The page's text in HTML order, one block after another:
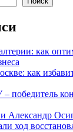
как
как
победитель
Александр
ход